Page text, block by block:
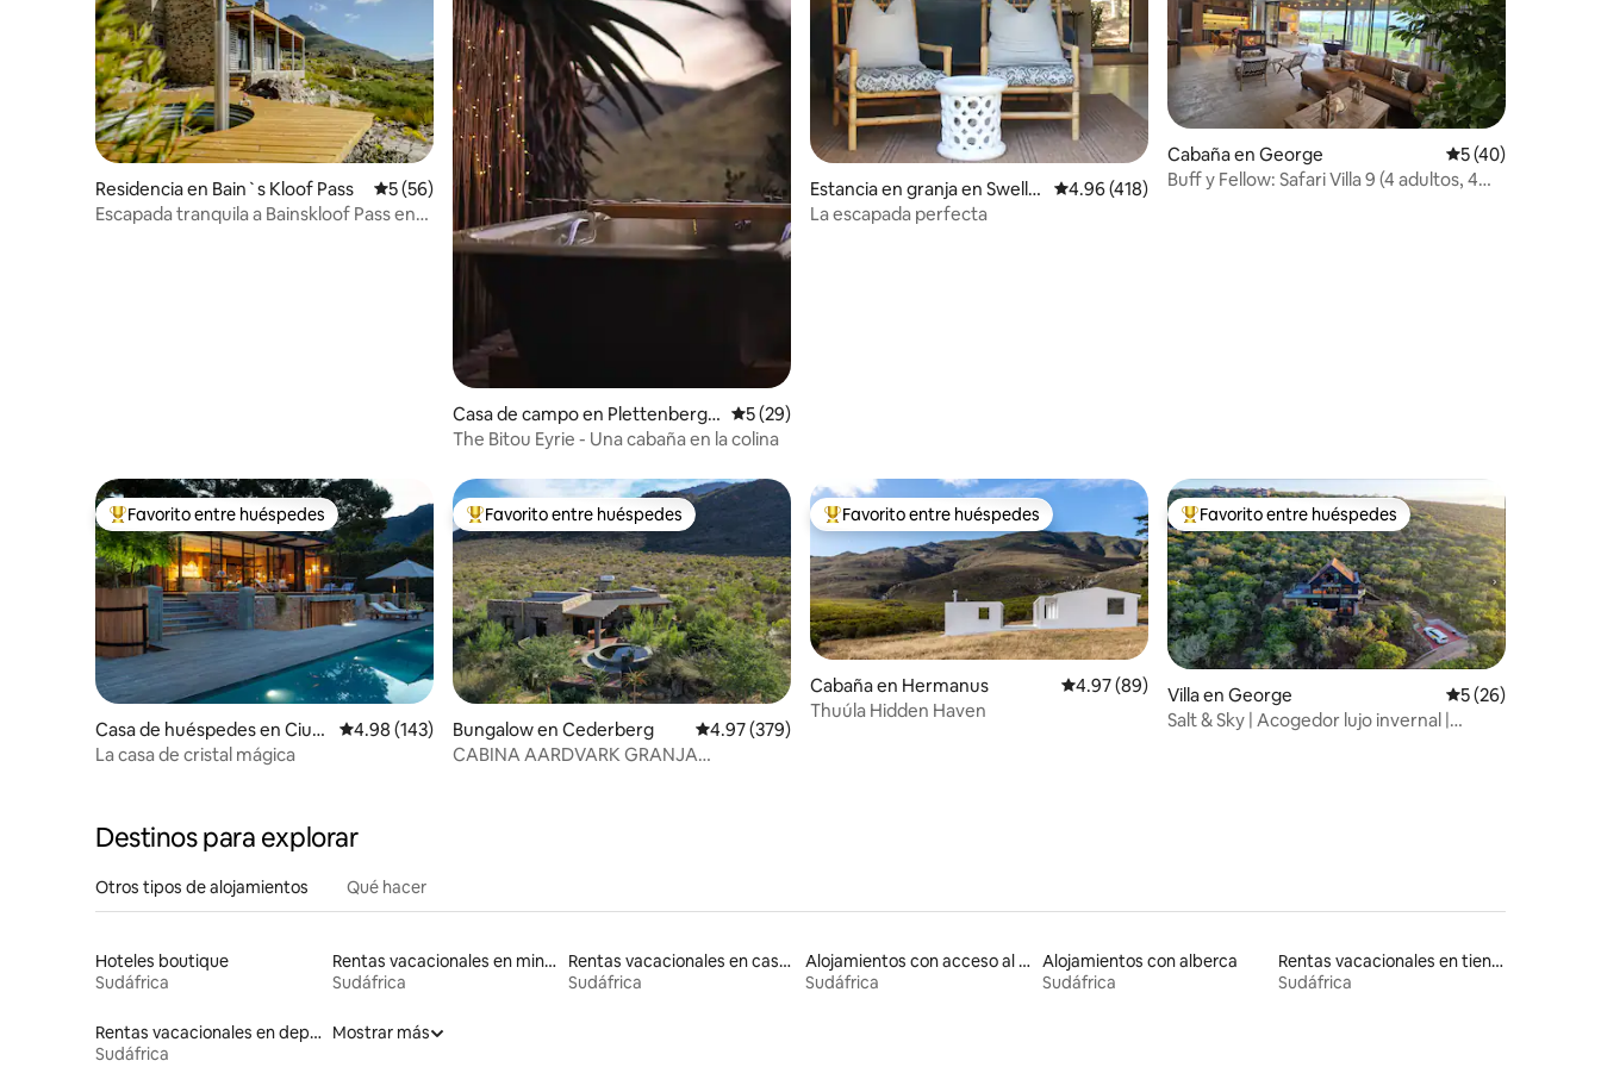
Residencia en Bain`s Kloof Pass Calificación promedio: 5 de 5; 56 evaluaciones
5 (56)
Escapada tranquila a Bainskloof Pass en
Casa de campo en Plettenberg b
ay Wittedrift
Calificación promedio: 5 de 5; 29 evaluaciones
5 (29)
The Bitou Eyrie - Una cabaña en la colina
Estancia en granja en Swelle
ndam
Calificación promedio: 4.96 de 5; 418 evaluaciones
4.96 (418)
La escapada perfecta
Cabaña en George Calificación
5 (40)
Buff y Fellow: Safari Villa 9 (4 adultos, 4
De los mejores en Favorito entre huéspedes
Favorito entre huéspedes
Casa de huéspedes en Ciud
ad del Cabo
Calificación promedio: 4.98 de 5; 143 evaluaciones
4.98 (143)
La casa de cristal mágica
De los mejores en Favorito entre huéspedes
Favorito entre huéspedes
Bungalow en Cederberg Calificación promedio: 4.97 de 5; 379 evaluaciones
4.97 (379)
CABINA AARDVARK GRANJA
De los mejores en Favorito entre huéspedes
Favorito entre huéspedes
Cabaña en Hermanus Calificación promedio: 4.97 de 5; 89 evaluaciones
4.97 (89)
Thuúla Hidden Haven
De los mejores en Favorito entre huéspedes
Favorito entre huéspedes
Villa en George Calificación
5 (26)
Salt & Sky | Acogedor lujo invernal |
Destinos para explorar
Otros tipos de alojamientos Qué hacer
Hoteles boutique
Sudáfrica
Rentas vacacionales en minicasas
Sudáfrica
Rentas vacacionales en casas adosadas
Sudáfrica
Alojamientos con acceso al lago
Sudáfrica
Alojamientos con alberca
Sudáfrica
Rentas vacacionales en tiendas indias
Sudáfrica
Rentas vacacionales en departamentos con cama de altura accesible
Sudáfrica
Mostrar más